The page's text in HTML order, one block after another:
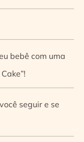
bebê com uma
seguir e se